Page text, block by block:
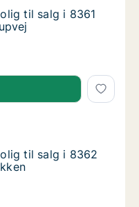
til salg i 8361
til salg i 8361
til salg i 8361
til salg i 8362
i 8362 Hørning,
til salg i 8362
til salg i 8362
til salg i 8362